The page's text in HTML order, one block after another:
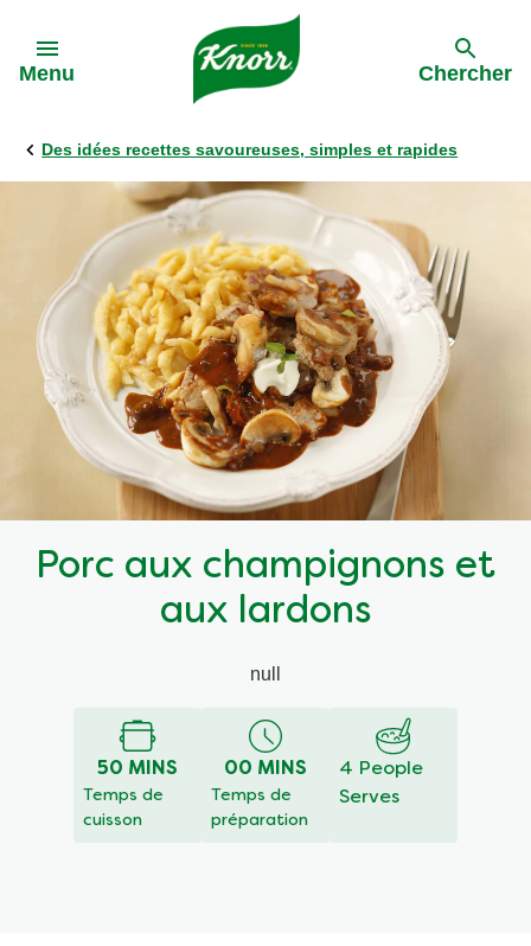
Menu Chercher
Des idées recettes savoureuses, simples et rapides
Porc aux champignons et
aux lardons
null
50 MINS
Temps de
cuisson
00 MINS
Temps de
préparation
4 People
Serves